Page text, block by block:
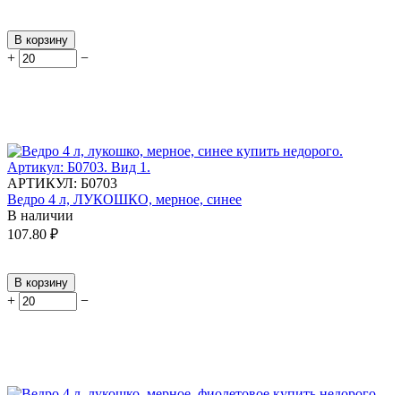
В корзину
+ −
АРТИКУЛ: Б0703
Ведро 4 л, ЛУКОШКО, мерное, синее
В наличии
107.80 ₽
В корзину
+ −